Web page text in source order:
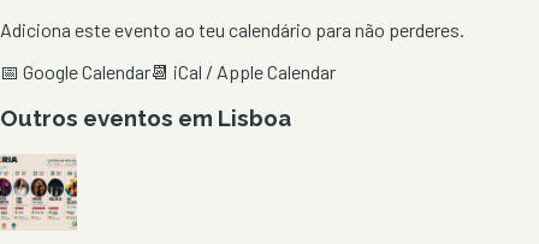
Adiciona este evento ao teu calendário para não perderes.
📅 Google Calendar📆 iCal / Apple Calendar
Outros eventos em Lisboa